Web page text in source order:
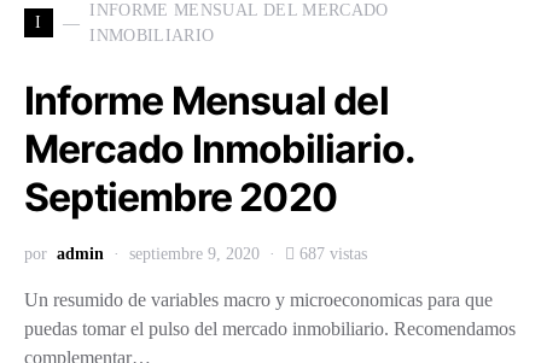
I
INFORME MENSUAL DEL MERCADO
INMOBILIARIO
Informe Mensual del
Mercado Inmobiliario.
Septiembre 2020
por admin septiembre 9, 2020 687 vistas
Un resumido de variables macro y microeconomicas para que
puedas tomar el pulso del mercado inmobiliario. Recomendamos
complementar…